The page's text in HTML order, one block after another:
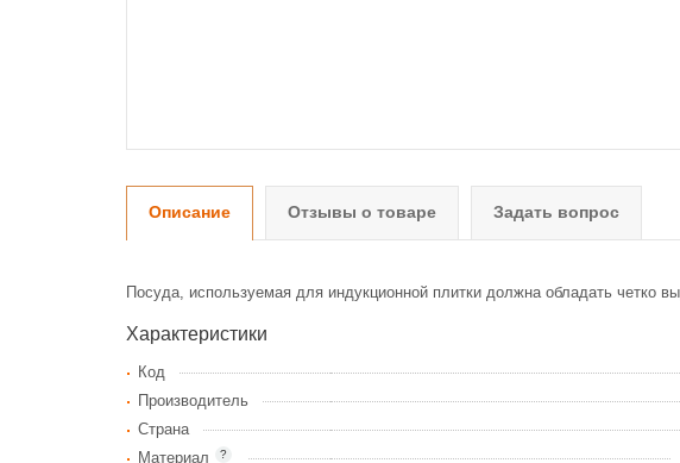
Описание Отзывы о товаре Задать вопрос
Посуда, используемая для индукционной плитки должна обладать четко
Характеристики
Код
Производитель
Страна
?
Материал